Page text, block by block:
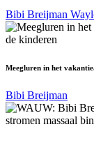
Bibi Breijman
Meegluren in het
Bibi Breijman